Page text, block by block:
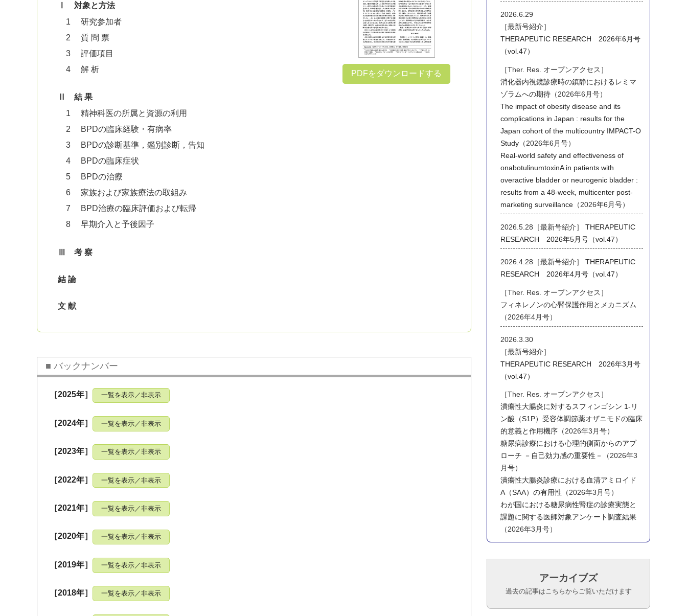
PDFをダウンロードする
Ⅰ 対象と方法
1 研究参加者
2 質 問 票
3 評価項目
4 解 析
Ⅱ 結 果
1 精神科医の所属と資源の利用
2 BPDの臨床経験・有病率
3 BPDの診断基準，鑑別診断，告知
4 BPDの臨床症状
5 BPDの治療
6 家族および家族療法の取組み
7 BPD治療の臨床評価および転帰
8 早期介入と予後因子
Ⅲ 考 察
結 論
文 献
バックナンバー
［2025年］ 一覧を表示／非表示
［2024年］ 一覧を表示／非表示
［2023年］ 一覧を表示／非表示
［2022年］ 一覧を表示／非表示
［2021年］ 一覧を表示／非表示
［2020年］ 一覧を表示／非表示
［2019年］ 一覧を表示／非表示
［2018年］ 一覧を表示／非表示
2026.6.29
［最新号紹介］
THERAPEUTIC RESEARCH 2026年6月号
（vol.47）
［Ther. Res. オープンアクセス］
消化器内視鏡診療時の鎮静におけるレミマ
ゾラムへの期待（2026年6月号）
The impact of obesity disease and its
complications in Japan : results for the
Japan cohort of the multicountry IMPACT-O
Study（2026年6月号）
Real-world safety and effectiveness of
onabotulinumtoxinA in patients with
overactive bladder or neurogenic bladder :
results from a 48-week, multicenter post-
marketing surveillance（2026年6月号）
2026.5.28［最新号紹介］ THERAPEUTIC
RESEARCH 2026年5月号（vol.47）
2026.4.28［最新号紹介］ THERAPEUTIC
RESEARCH 2026年4月号（vol.47）
［Ther. Res. オープンアクセス］
フィネレノンの心腎保護作用とメカニズム
（2026年4月号）
2026.3.30
［最新号紹介］
THERAPEUTIC RESEARCH 2026年3月号
（vol.47）
［Ther. Res. オープンアクセス］
潰瘍性大腸炎に対するスフィンゴシン 1-リ
ン酸（S1P）受容体調節薬オザニモドの臨床
的意義と作用機序（2026年3月号）
糖尿病診療における心理的側面からのアプ
ローチ －自己効力感の重要性－
（2026年3
月号）
潰瘍性大腸炎診療における血清アミロイド
A（SAA）の有用性 （2026年3月号）
わが国における糖尿病性腎症の診療実態と
課題に関する医師対象アンケート調査結果
（2026年3月号）
アーカイブズ
過去の記事はこちらからご覧いただけます